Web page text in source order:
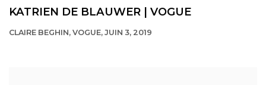
KATRIEN DE BLAUWER | VOGUE
CLAIRE BEGHIN, VOGUE, JUIN 3, 2019